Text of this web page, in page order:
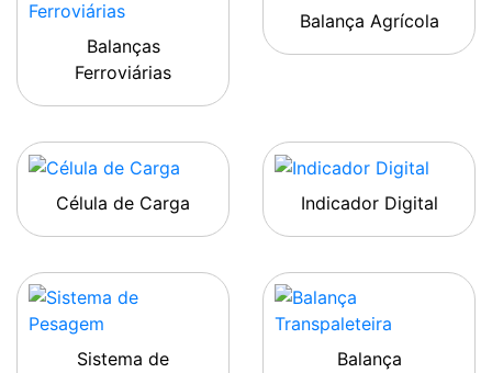
Balanças
Ferroviárias
Balança Agrícola
Célula de Carga Indicador Digital
Sistema de
Balança